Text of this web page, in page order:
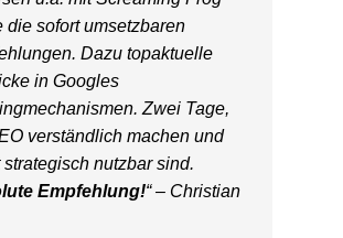
die sofort umsetzbaren
Dazu topaktuelle
in Googles
Zwei Tage,
verständlich machen und
strategisch nutzbar sind.
Empfehlung!“ – Christian